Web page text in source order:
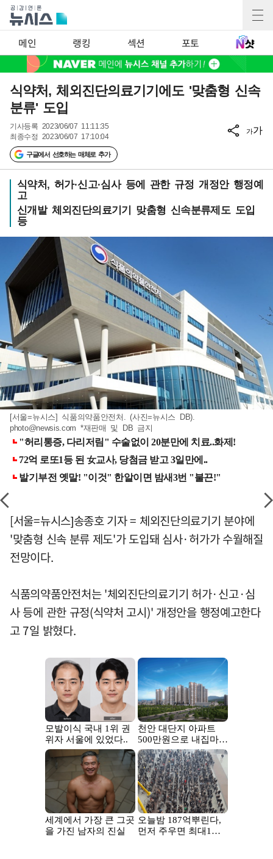
메인 랭킹 섹션 포토
식약처, 체외진단의료기기에도 '맞춤형 신속
분류' 도입
기사등록 2023/06/07 11:11:35
최종수정 2023/06/07 17:10:04
구글에서 선호하는 매체로 추가
가가
식약처, 허가·신고·심사 등에 관한 규정 개정안 행정예
고
신개발 체외진단의료기기 맞춤형 신속분류제도 도입
등
[서울=뉴시스] 식품의약품안전처. (사진=뉴시스 DB).
photo@newsis.com *재판매 및 DB 금지
[서울=뉴시스]송종호 기자 = 체외진단의료기기 분야에
'맞춤형 신속 분류 제도'가 도입돼 심사·허가가 수월해질
전망이다.
식품의약품안전처는 '체외진단의료기기 허가·신고·심
사 등에 관한 규정(식약처 고시)' 개정안을 행정예고한다
고 7일 밝혔다.